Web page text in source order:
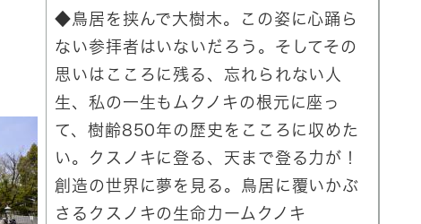
◆鳥居を挟んで大樹木。この姿に心踊ら
ない参拝者はいないだろう。そしてその
思いはこころに残る、忘れられない人
生、私の一生もムクノキの根元に座っ
て、樹齢850年の歴史をこころに収めた
い。クスノキに登る、天まで登る力が！
創造の世界に夢を見る。鳥居に覆いかぶ
さるクスノキの生命力ームクノキ